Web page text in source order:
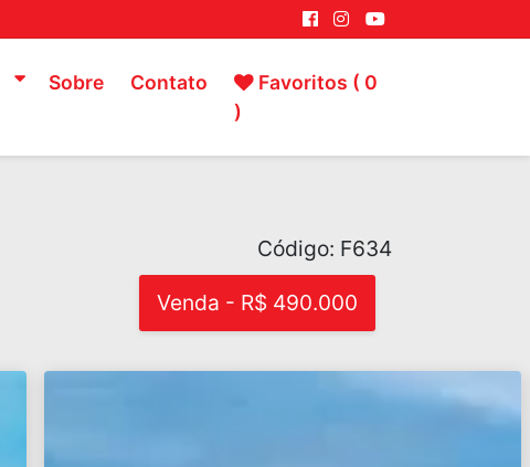
Sobre Contato Favoritos ( 0
)
Código: F634
Venda - R$ 490.000